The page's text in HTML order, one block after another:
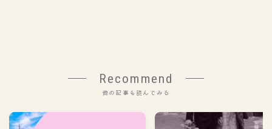
Recommend
他の記事も読んでみる